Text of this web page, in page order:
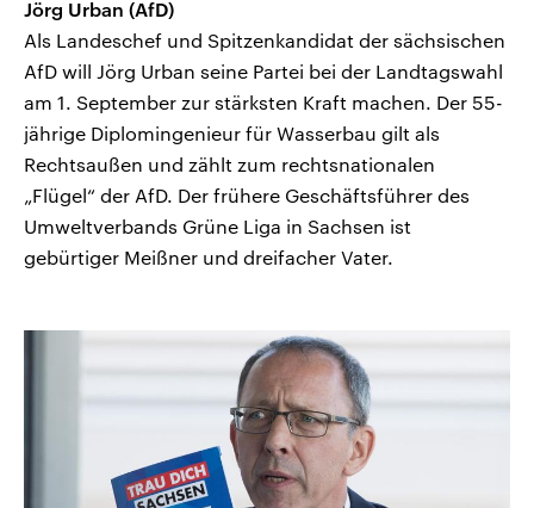
Jörg Urban (AfD)
Als Landeschef und Spitzenkandidat der sächsischen
AfD will Jörg Urban seine Partei bei der Landtagswahl
am 1. September zur stärksten Kraft machen. Der 55-
jährige Diplomingenieur für Wasserbau gilt als
Rechtsaußen und zählt zum rechtsnationalen
„Flügel“ der AfD. Der frühere Geschäftsführer des
Umweltverbands Grüne Liga in Sachsen ist
gebürtiger Meißner und dreifacher Vater.